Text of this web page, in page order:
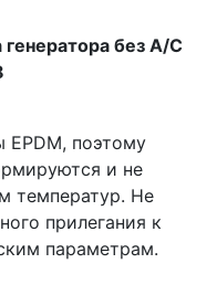
без A/C
EPDM, поэтому
и не
температур. Не
прилегания к
параметрам.